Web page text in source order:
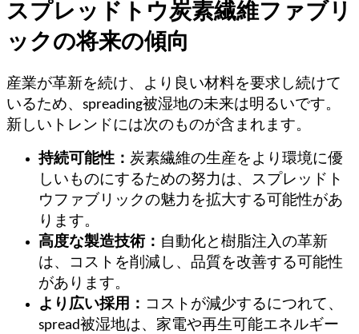
スプレッドトウ炭素繊維ファブリ
ックの将来の傾向
産業が革新を続け、より良い材料を要求し続けて
いるため、spreading被湿地の未来は明るいです。
新しいトレンドには次のものが含まれます。
持続可能性： 炭素繊維の生産をより環境に優
しいものにするための努力は、スプレッドト
ウファブリックの魅力を拡大する可能性があ
ります。
高度な製造技術： 自動化と樹脂注入の革新
は、コストを削減し、品質を改善する可能性
があります。
より広い採用： コストが減少するにつれて、
spread被湿地は、家電や再生可能エネルギー